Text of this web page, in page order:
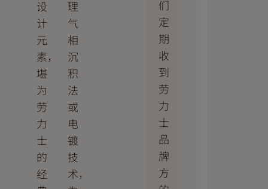
设
计
元
素，
堪
为
劳
力
士
的
经
理
气
相
沉
积
法
或
电
镀
技
术，
们
定
期
收
到
劳
力
士
品
牌
方